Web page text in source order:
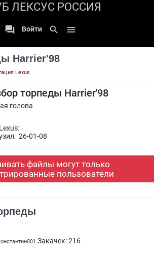
ЛЕКСУС РОССИЯ
 Войти search 
Harrier'98
Lexus
торпеды Harrier'98
голова
26-01-08
файлы могут только
пользователи
Закачек: 216